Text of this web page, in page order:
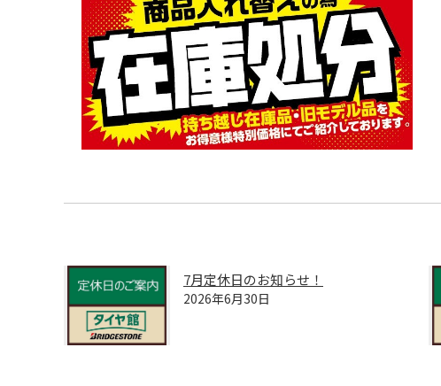
7月定休日のお知らせ！
2026年6月30日